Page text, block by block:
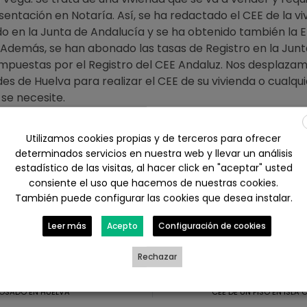
en Notaría. Así, se ha redactado el CEE de la
en la Junta de Andalucía y se ha obtenido también la
se han abonado las tasas de Registro en la
por el Registro del CEE Andaluz. Nos
de Huelva para realizar el CEE de su vivienda o
necesite.
con nosotros en Calle Rico nº16, Huelva por tlf. al
webhttps://www.arquitectohuelva.com/presupuesto-
X LinkedIn WhatsApp
EN HUELVA CEE DE UN PISO EN ISLA
Utilizamos cookies propias y de terceros para ofrecer
determinados servicios en nuestra web y llevar un análisis
estadístico de las visitas, al hacer click en "aceptar" usted
consiente el uso que hacemos de nuestras cookies.
También puede configurar las cookies que desea instalar.
Leer más Acepto Configuración de cookies
Rechazar